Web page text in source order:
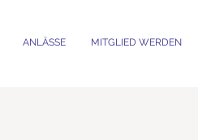
ANLÄSSE MITGLIED WERDEN